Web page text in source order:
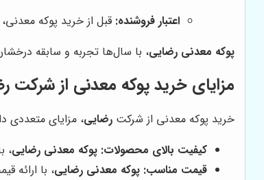
اعتبار فروشنده: قبل از خرید پوکه
پوکه معدنی رضایی، با سال‌ها تجربه و سابقه
مزایای خرید پوکه معدنی از شرکت
خرید پوکه معدنی از شرکت رضایی، مزایای متعددی
کیفیت بالای محصولات: پوکه معدنی رضایی،
قیمت مناسب: پوکه معدنی رضایی، با ارائه